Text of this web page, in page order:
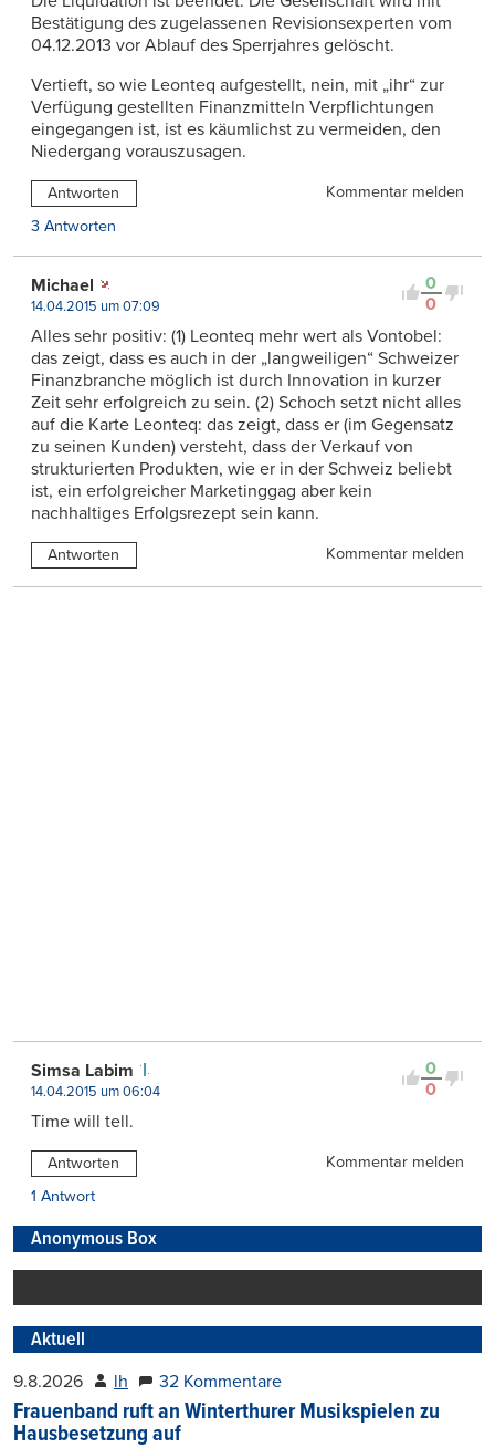
Bestätigung des zugelassenen Revisionsexperten vom
04.12.2013 vor Ablauf des Sperrjahres gelöscht.
Vertieft, so wie Leonteq aufgestellt, nein, mit „ihr“ zur
Verfügung gestellten Finanzmitteln Verpflichtungen
eingegangen ist, ist es käumlichst zu vermeiden, den
Niedergang vorauszusagen.
Antworten
Kommentar melden
3 Antworten
0
0
Michael
14.04.2015 um 07:09
Alles sehr positiv: (1) Leonteq mehr wert als Vontobel:
das zeigt, dass es auch in der „langweiligen“ Schweizer
Finanzbranche möglich ist durch Innovation in kurzer
Zeit sehr erfolgreich zu sein. (2) Schoch setzt nicht alles
auf die Karte Leonteq: das zeigt, dass er (im Gegensatz
zu seinen Kunden) versteht, dass der Verkauf von
strukturierten Produkten, wie er in der Schweiz beliebt
ist, ein erfolgreicher Marketinggag aber kein
nachhaltiges Erfolgsrezept sein kann.
Antworten Kommentar melden
0
0
Simsa Labim
14.04.2015 um 06:04
Time will tell.
Antworten
Kommentar melden
1 Antwort
Anonymous Box
Aktuell
9.8.2026 lh 32 Kommentare
Frauenband ruft an Winterthurer Musikspielen zu
Hausbesetzung auf